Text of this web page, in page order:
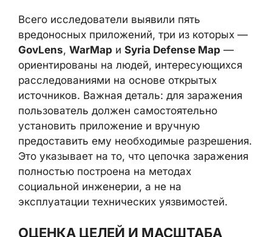
вредоносных приложений, три из которых
, WarMap
Syria Defense Map
— ориентированы на людей,
интересующихся расследованиями на
основе открытых источников. Важная
деталь: для заражения пользователь
должен самостоятельно установить
приложение и вручную предоставить ему
необходимые разрешения. Это указывает
на то, что цепочка заражения полностью
построена на методах социальной
инженерии, а не на эксплуатации
технических уязвимостей.
ОЦЕНКА ЦЕЛЕЙ И МАСШТАБА